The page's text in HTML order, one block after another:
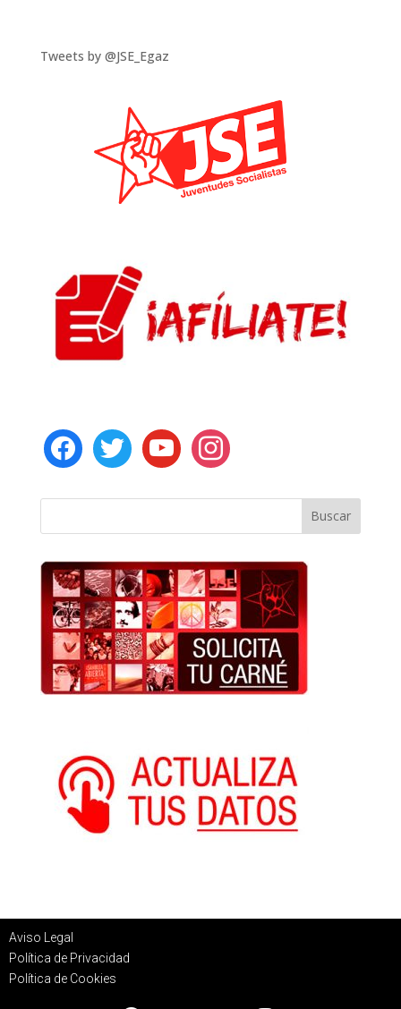
Tweets by @JSE_Egaz
Aviso Legal
Política de Privacidad
Política de Cookies